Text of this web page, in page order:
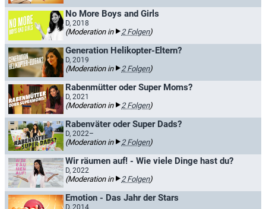
No More Boys and Girls
D, 2018
(Moderation in 2 Folgen)
Generation Helikopter-Eltern?
D, 2019
(Moderation in 2 Folgen)
Rabenmütter oder Super Moms?
D, 2021
(Moderation in 2 Folgen)
Rabenväter oder Super Dads?
D, 2022–
(Moderation in 2 Folgen)
Wir räumen auf! - Wie viele Dinge hast du?
D, 2022
(Moderation in 2 Folgen)
Emotion - Das Jahr der Stars
D, 2014